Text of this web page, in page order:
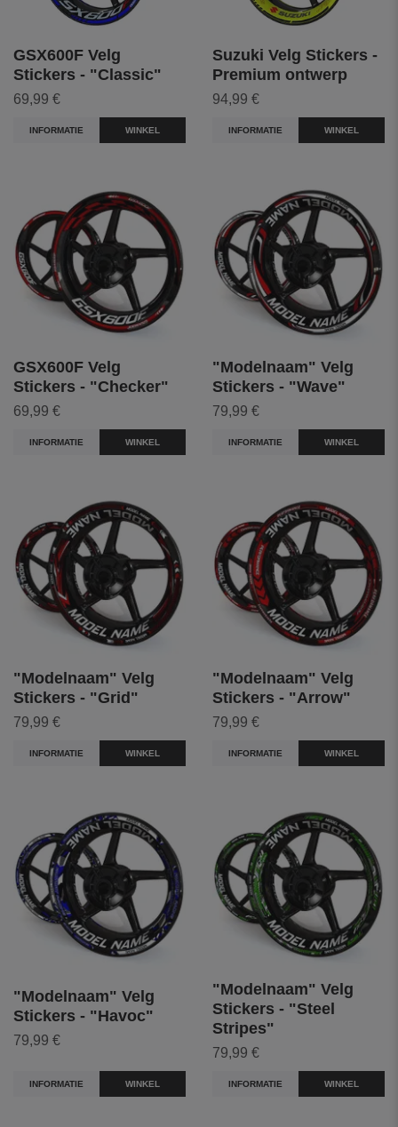
GSX600F Velg
Stickers - "Classic"
69,99 €
INFORMATIE WINKEL
Suzuki Velg Stickers -
Premium ontwerp
94,99 €
INFORMATIE WINKEL
GSX600F Velg
Stickers - "Checker"
69,99 €
INFORMATIE WINKEL
"Modelnaam" Velg
Stickers - "Wave"
79,99 €
INFORMATIE WINKEL
"Modelnaam" Velg
Stickers - "Grid"
79,99 €
INFORMATIE WINKEL
"Modelnaam" Velg
Stickers - "Arrow"
79,99 €
INFORMATIE WINKEL
"Modelnaam" Velg
Stickers - "Havoc"
79,99 €
INFORMATIE WINKEL
"Modelnaam" Velg
Stickers - "Steel
Stripes"
79,99 €
INFORMATIE WINKEL